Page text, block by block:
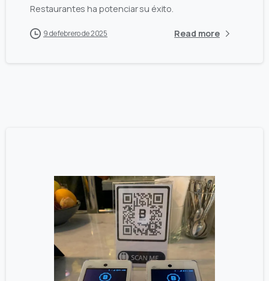
Restaurantes ha potenciar su éxito.
9 de febrero de 2025 Read more